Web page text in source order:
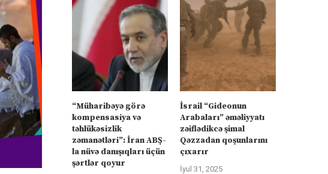
“Müharibəyə görə
kompensasiya və
təhlükəsizlik
zəmanətləri”: İran ABŞ-
la nüvə danışıqları üçün
şərtlər qoyur
İsrail “Gideonun
Arabaları” əməliyyatı
zəiflədikcə şimal
Qəzzadan qoşunlarını
çıxarır
İyul 31, 2025